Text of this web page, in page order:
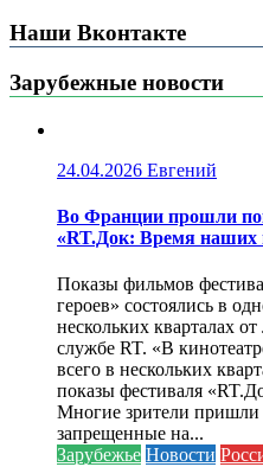
Наши Вконтакте
Зарубежные новости
24.04.2026 Евгений
Во Франции прошли
«RT.Док: Время наших
Показы фильмов
героев» состоялись в
нескольких кварталах
службе RT. «В
всего в нескольких
показы фестиваля
Многие зрители пришли
запрещенные на...
Зарубежье Новости